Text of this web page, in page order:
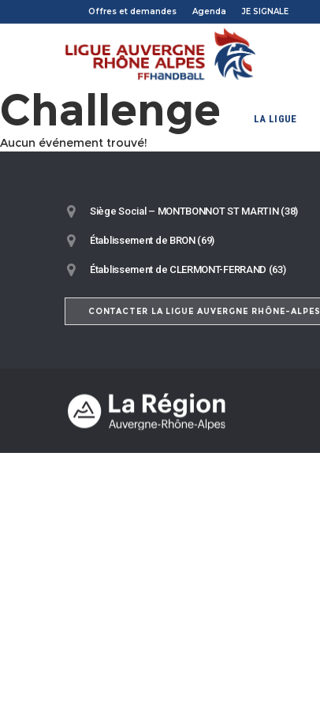
Offres et demandes Agenda JE SIGNALE
LA LIGUE
Challenge
Aucun événement trouvé!
Siège Social – MONTBONNOT ST MARTIN (38)
Établissement de BRON (69)
Établissement de CLERMONT-FERRAND (63)
CONTACTER LA LIGUE AUVERGNE RHÔNE-ALPES